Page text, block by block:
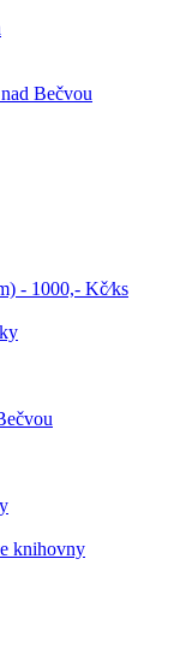
Bečvou
- 1000,- Kč⁄ks
knihovny